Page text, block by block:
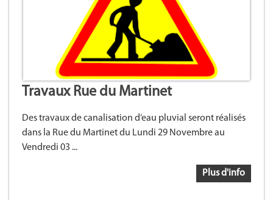
Travaux Rue du Martinet
Des travaux de canalisation d’eau pluvial seront réalisés
dans la Rue du Martinet du Lundi 29 Novembre au
Vendredi 03 ...
Plus d'info